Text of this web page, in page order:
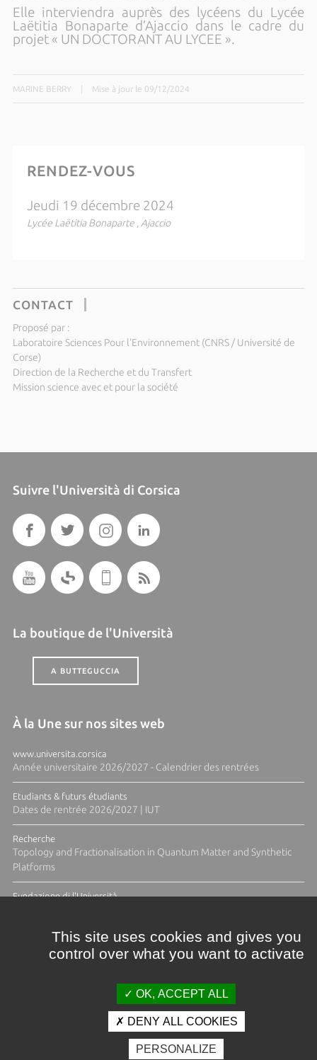
Elle interviendra auprès des lycéens du Lycée
Laëtitia Bonaparte d’Ajaccio dans le cadre du
projet « UN DOCTORANT AU LYCEE ».
MARINE BERRY Mise à jour le 09/12/2024
RENDEZ-VOUS
Jeudi 19 décembre 2024
Lycée Laëtitia Bonaparte , Ajaccio
CONTACT
Proposé par :
Laboratoire Sciences Pour l'Environnement (CNRS / Université de
Corse)
Direction de la Recherche et du Transfert
Mission science avec et pour la société
Suivre l'Università di Corsica
La boutique de l'Università
A BUTTEGUCCIA
À la Une sur nos sites web
www.universita.corsica
Année universitaire 2026/2027 - Calendrier des rentrées
Etudiants & futurs étudiants
Dates de rentrée 2026/2027 | IUT
Recherche
Topology and Fractionalisation in Quantum Matter and Synthetic
Platforms
Fundazione di l'Università
Crédits et mentions légales
Espace presse Photothèque
This site uses cookies and gives you
control over what you want to activate
OK, ACCEPT ALL
DENY ALL COOKIES
PERSONALIZE